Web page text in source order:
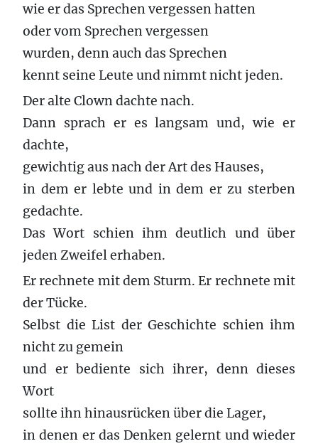
wie er das Sprechen vergessen hatten
oder vom Sprechen vergessen
wurden, denn auch das Sprechen
kennt seine Leute und nimmt nicht jeden.
Der alte Clown dachte nach.
Dann sprach er es langsam und, wie er
dachte,
gewichtig aus nach der Art des Hauses,
in dem er lebte und in dem er zu sterben
gedachte.
Das Wort schien ihm deutlich und über
jeden Zweifel erhaben.
Er rechnete mit dem Sturm. Er rechnete mit
der Tücke.
Selbst die List der Geschichte schien ihm
nicht zu gemein
und er bediente sich ihrer, denn dieses
Wort
sollte ihn hinausrücken über die Lager,
in denen er das Denken gelernt und wieder